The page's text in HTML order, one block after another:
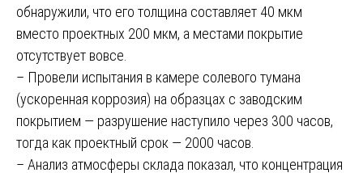
обнаружили, что его толщина составляет 40 мкм
вместо проектных 200 мкм, а местами покрытие
отсутствует вовсе.
– Провели испытания в камере солевого тумана
(ускоренная коррозия) на образцах с заводским
покрытием — разрушение наступило через 300 часов,
тогда как проектный срок — 2000 часов.
– Анализ атмосферы склада показал, что концентрация